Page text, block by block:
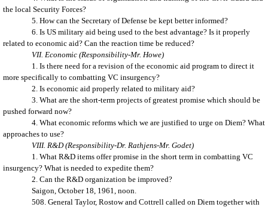
the local Security Forces?
5. How can the Secretary of Defense be kept better informed?
6. Is US military aid being used to the best advantage? Is it properly
related to economic aid? Can the reaction time be reduced?
VII. Economic (Responsibility-Mr. Howe)
1. Is there need for a revision of the economic aid program to direct it
more specifically to combatting VC insurgency?
2. Is economic aid properly related to military aid?
3. What are the short-term projects of greatest promise which should be
pushed forward now?
4. What economic reforms which we are justified to urge on Diem? What
approaches to use?
VIII. R&D (Responsibility-Dr. Rathjens-Mr. Godet)
1. What R&D items offer promise in the short term in combatting VC
insurgency? What is needed to expedite them?
2. Can the R&D organization be improved?
Saigon, October 18, 1961, noon.
508. General Taylor, Rostow and Cottrell called on Diem together with